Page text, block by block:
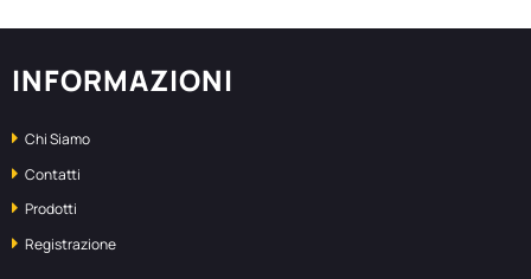
INFORMAZIONI
Chi Siamo
Contatti
Prodotti
Registrazione